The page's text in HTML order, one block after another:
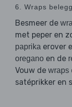
6. Wraps
Besmeer de
met peper en
paprika erover
oregano en de
Vouw de wraps
satéprikker en